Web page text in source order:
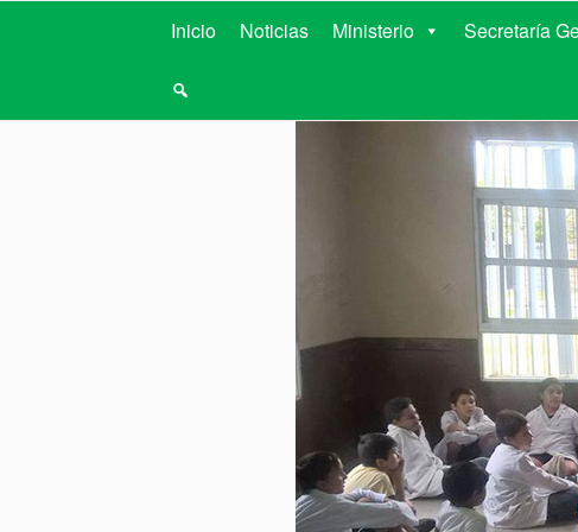
MINISTERIO DE
Inicio Noticias Ministerio Secretaría